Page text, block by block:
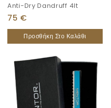
Anti-Dry Dandruff 4lt
75 €
Προσθήκη Στο Καλάθι